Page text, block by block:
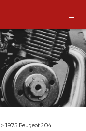
> 1975 Peugeot 204